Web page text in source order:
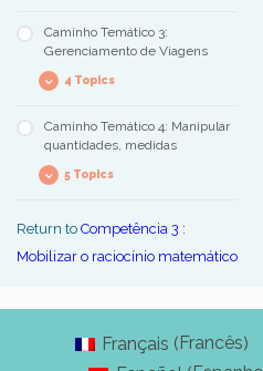
Caminho Temático 3:
Gerenciamento de Viagens
4 Topics
Compreendendo a
organização de um
mapa da cidade
da cidade
Siga uma rota
Caminho Temático 4: Manipular
quantidades, medidas
5 Topics
Associar corretamente
unidades de medida
aplicando uma
Return to Competência 3 :
Mobilizar o raciocínio matemático
Français ( Francês)